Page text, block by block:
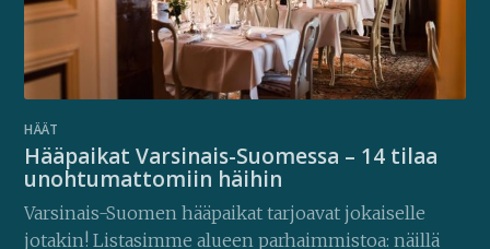
HÄÄT
Hääpaikat Varsinais-Suomessa – 14 tilaa
unohtumattomiin häihin
Varsinais-Suomen hääpaikat tarjoavat jokaiselle
jotakin! Listasimme alueen parhaimmistoa: näillä